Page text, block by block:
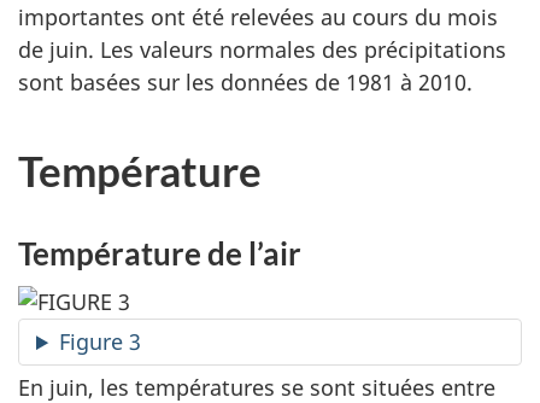
importantes ont été relevées au cours du mois
de juin. Les valeurs normales des précipitations
sont basées sur les données de 1981 à 2010.
Température
Température de l’air
Figure 3
En juin, les températures se sont situées entre